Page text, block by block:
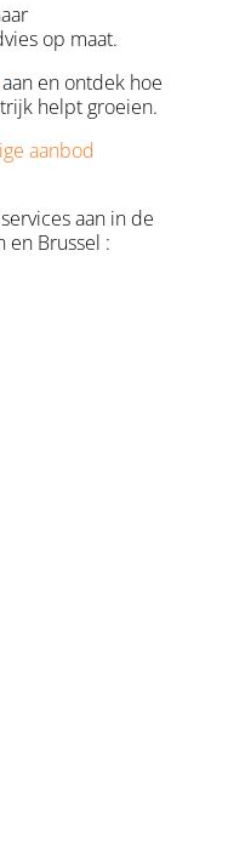
op maat.
aan en ontdek hoe
helpt groeien.
aanbod
aan in de
en Brussel :